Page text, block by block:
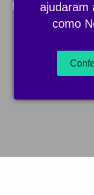
ajudaram
como
Publicitária e
dados,
(nessa